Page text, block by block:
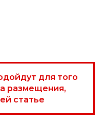
для того
размещения,
статье